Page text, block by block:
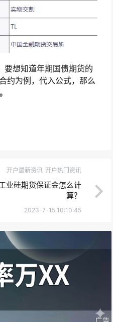
要想知道年期国债期货的
约为例，代入公式，那么
开户最新资讯 开户热门资讯
业硅期货保证金怎么计
算？
2023-7-15 10:10:45